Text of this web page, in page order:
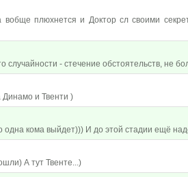
вобще плюхнется и Доктор сл своими
случайности - стечение обстоятельств, не
и Твенти )
одна кома выйдет))) И до этой стадии ещё
А тут Твенте...)